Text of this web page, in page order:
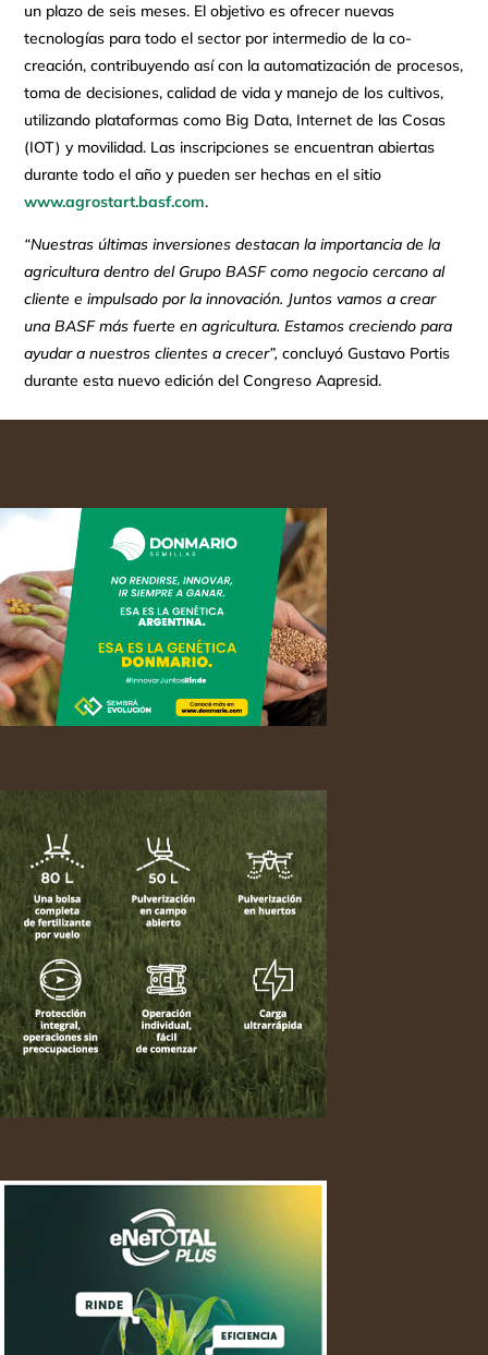
un plazo de seis meses. El objetivo es ofrecer nuevas
tecnologías para todo el sector por intermedio de la co-
creación, contribuyendo así con la automatización de procesos,
toma de decisiones, calidad de vida y manejo de los cultivos,
utilizando plataformas como Big Data, Internet de las Cosas
(IOT) y movilidad. Las inscripciones se encuentran abiertas
durante todo el año y pueden ser hechas en el sitio
www.agrostart.basf.com.
“Nuestras últimas inversiones destacan la importancia de la
agricultura dentro del Grupo BASF como negocio cercano al
cliente e impulsado por la innovación. Juntos vamos a crear
una BASF más fuerte en agricultura.Estamos creciendo para
ayudar a nuestros clientes a crecer”,concluyó Gustavo Portis
durante esta nuevo edición del Congreso Aapresid.